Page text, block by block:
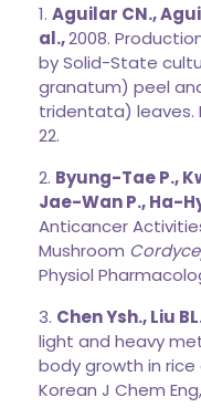
1. Aguilar CN.,
al.,2008.
by Solid-State
granatum) peel
tridentata) leaves.
22.
2. Byung-Tae P.,
Jae-Wan P., Ha-
Anticancer
Mushroom
Physiol
3. Chen Ysh., Liu
light and heavy
body growth in
Korean J Chem